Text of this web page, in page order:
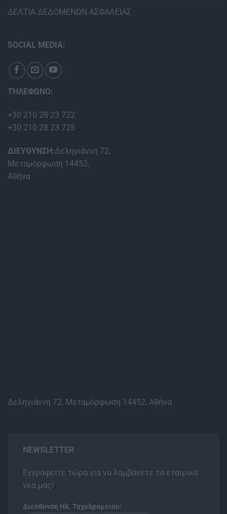
ΔΕΛΤΙΑ ΔΕΔΟΜΕΝΩΝ ΑΣΦΑΛΕΙΑΣ
SOCIAL MEDIA:
ΤΗΛΕΦΩΝΟ:
+30 210 28 23 722
+30 210 28 23 725
ΔΙΕΥΘΥΝΣΗ:Δεληγιάννη 72,
Μεταμόρφωση 14452,
Αθήνα
Δεληγιάννη 72, Μεταμόρφωση 14452, Αθήνα
NEWSLETTER
Εγγραφείτε τώρα για να λαμβάνετε τα εταιρικά
νέα μας!
Διεύθυνση Ηλ. Ταχυδρομείου: